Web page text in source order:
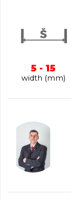
5 - 15
width (mm)